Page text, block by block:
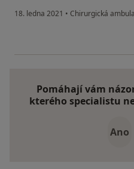
18. ledna 2021 • Chirurgická
Pomáhají vám
kterého specialistu
Ano